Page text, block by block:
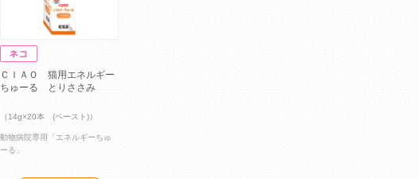
ＣＩＡＯ 猫用エネルギー
ちゅーる とりささみ
（14g×20本 (ペースト)）
動物病院専用「エネルギーちゅ
ーる」